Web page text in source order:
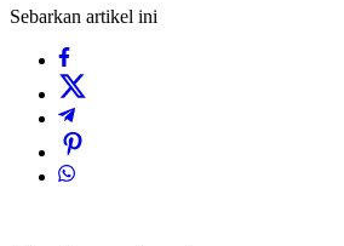
Sebarkan artikel ini